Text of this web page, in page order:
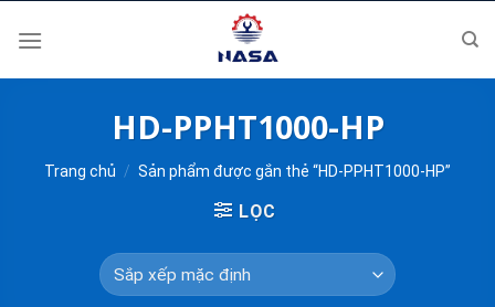
HD-PPHT1000-HP
Trang chủ / Sản phẩm được gắn thẻ “HD-PPHT1000-HP”
LỌC